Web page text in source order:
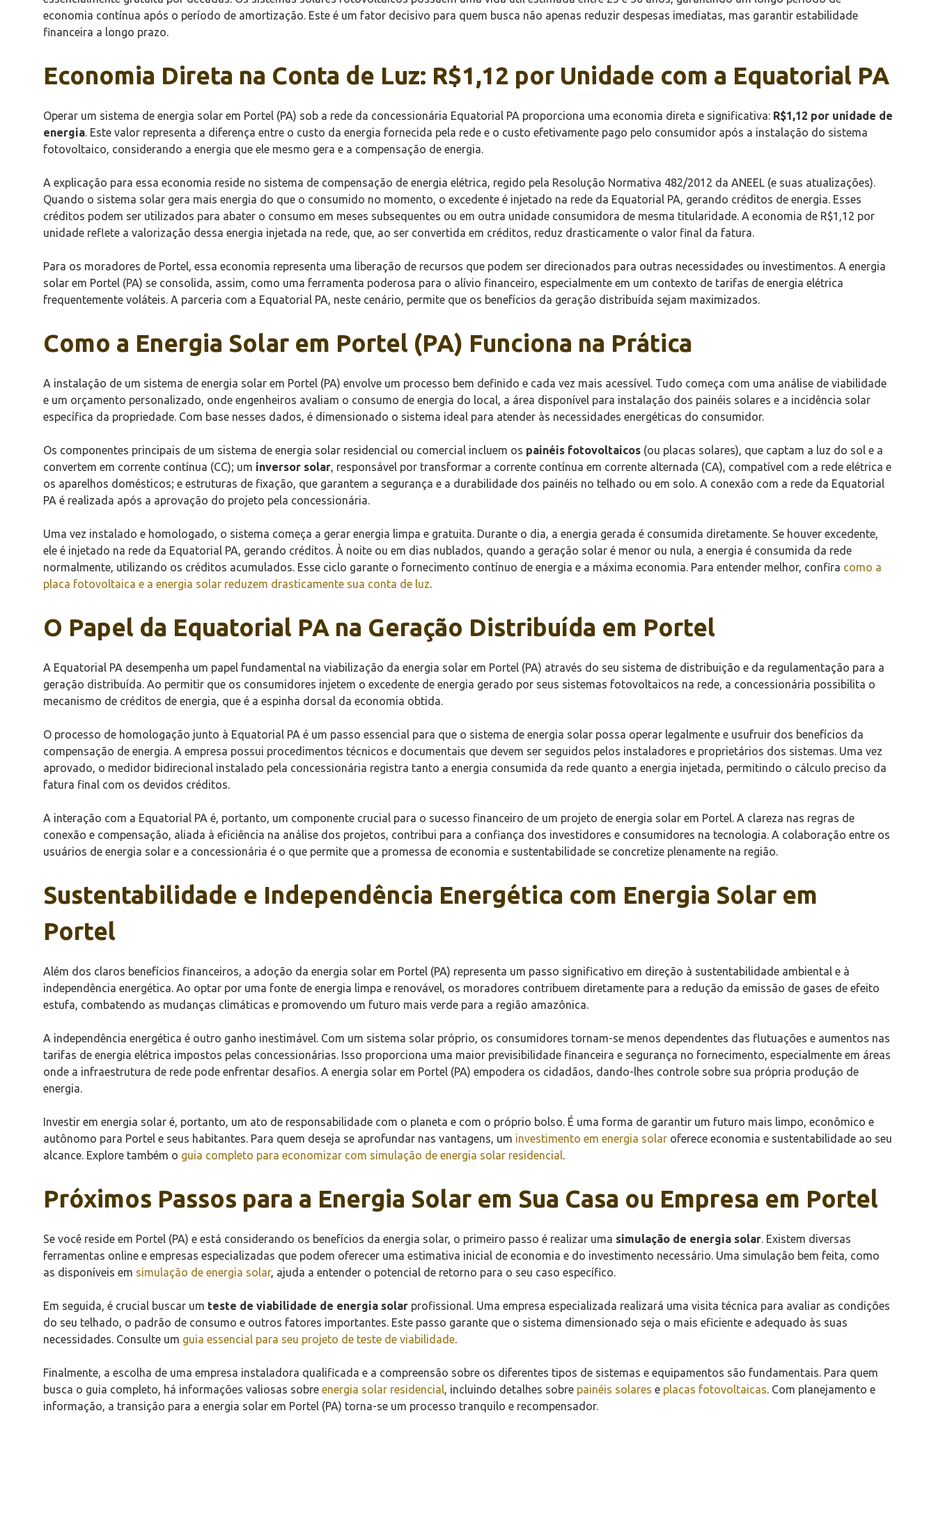
economia contínua após o período de amortização. Este é um fator decisivo para quem busca não apenas reduzir despesas imediatas, mas garantir estabilidade
financeira a longo prazo.
Economia Direta na Conta de Luz: R$1,12 por Unidade com a Equatorial PA
Operar um sistema de energia solar em Portel (PA) sob a rede da concessionária Equatorial PA proporciona uma economia direta e significativa: R$1,12 por unidade de
energia . Este valor representa a diferença entre o custo da energia fornecida pela rede e o custo efetivamente pago pelo consumidor após a instalação do sistema
fotovoltaico, considerando a energia que ele mesmo gera e a compensação de energia.
A explicação para essa economia reside no sistema de compensação de energia elétrica, regido pela Resolução Normativa 482/2012 da ANEEL (e suas atualizações).
Quando o sistema solar gera mais energia do que o consumido no momento, o excedente é injetado na rede da Equatorial PA, gerando créditos de energia. Esses
créditos podem ser utilizados para abater o consumo em meses subsequentes ou em outra unidade consumidora de mesma titularidade. A economia de R$1,12 por
unidade reflete a valorização dessa energia injetada na rede, que, ao ser convertida em créditos, reduz drasticamente o valor final da fatura.
Para os moradores de Portel, essa economia representa uma liberação de recursos que podem ser direcionados para outras necessidades ou investimentos. A energia
solar em Portel (PA) se consolida, assim, como uma ferramenta poderosa para o alívio financeiro, especialmente em um contexto de tarifas de energia elétrica
frequentemente voláteis. A parceria com a Equatorial PA, neste cenário, permite que os benefícios da geração distribuída sejam maximizados.
Como a Energia Solar em Portel (PA) Funciona na Prática
A instalação de um sistema de energia solar em Portel (PA) envolve um processo bem definido e cada vez mais acessível. Tudo começa com uma análise de viabilidade
e um orçamento personalizado, onde engenheiros avaliam o consumo de energia do local, a área disponível para instalação dos painéis solares e a incidência solar
específica da propriedade. Com base nesses dados, é dimensionado o sistema ideal para atender às necessidades energéticas do consumidor.
Os componentes principais de um sistema de energia solar residencial ou comercial incluem os painéis fotovoltaicos (ou placas solares), que captam a luz do sol e a
convertem em corrente contínua (CC); um inversor solar , responsável por transformar a corrente contínua em corrente alternada (CA), compatível com a rede elétrica e
os aparelhos domésticos; e estruturas de fixação, que garantem a segurança e a durabilidade dos painéis no telhado ou em solo. A conexão com a rede da Equatorial
PA é realizada após a aprovação do projeto pela concessionária.
Uma vez instalado e homologado, o sistema começa a gerar energia limpa e gratuita. Durante o dia, a energia gerada é consumida diretamente. Se houver excedente,
ele é injetado na rede da Equatorial PA, gerando créditos. À noite ou em dias nublados, quando a geração solar é menor ou nula, a energia é consumida da rede
normalmente, utilizando os créditos acumulados. Esse ciclo garante o fornecimento contínuo de energia e a máxima economia. Para entender melhor, confira como a
placa fotovoltaica e a energia solar reduzem drasticamente sua conta de luz
O Papel da Equatorial PA na Geração Distribuída em Portel
A Equatorial PA desempenha um papel fundamental na viabilização da energia solar em Portel (PA) através do seu sistema de distribuição e da regulamentação para a
geração distribuída. Ao permitir que os consumidores injetem o excedente de energia gerado por seus sistemas fotovoltaicos na rede, a concessionária possibilita o
mecanismo de créditos de energia, que é a espinha dorsal da economia obtida.
O processo de homologação junto à Equatorial PA é um passo essencial para que o sistema de energia solar possa operar legalmente e usufruir dos benefícios da
compensação de energia. A empresa possui procedimentos técnicos e documentais que devem ser seguidos pelos instaladores e proprietários dos sistemas. Uma vez
aprovado, o medidor bidirecional instalado pela concessionária registra tanto a energia consumida da rede quanto a energia injetada, permitindo o cálculo preciso da
fatura final com os devidos créditos.
A interação com a Equatorial PA é, portanto, um componente crucial para o sucesso financeiro de um projeto de energia solar em Portel. A clareza nas regras de
conexão e compensação, aliada à eficiência na análise dos projetos, contribui para a confiança dos investidores e consumidores na tecnologia. A colaboração entre os
usuários de energia solar e a concessionária é o que permite que a promessa de economia e sustentabilidade se concretize plenamente na região.
Sustentabilidade e Independência Energética com Energia Solar em
Portel
Além dos claros benefícios financeiros, a adoção da energia solar em Portel (PA) representa um passo significativo em direção à sustentabilidade ambiental e à
independência energética. Ao optar por uma fonte de energia limpa e renovável, os moradores contribuem diretamente para a redução da emissão de gases de efeito
estufa, combatendo as mudanças climáticas e promovendo um futuro mais verde para a região amazônica.
A independência energética é outro ganho inestimável. Com um sistema solar próprio, os consumidores tornam-se menos dependentes das flutuações e aumentos nas
tarifas de energia elétrica impostos pelas concessionárias. Isso proporciona uma maior previsibilidade financeira e segurança no fornecimento, especialmente em áreas
onde a infraestrutura de rede pode enfrentar desafios. A energia solar em Portel (PA) empodera os cidadãos, dando-lhes controle sobre sua própria produção de
energia.
Investir em energia solar é, portanto, um ato de responsabilidade com o planeta e com o próprio bolso. É uma forma de garantir um futuro mais limpo, econômico e
autônomo para Portel e seus habitantes. Para quem deseja se aprofundar nas vantagens, um investimento em energia solar oferece economia e sustentabilidade ao seu
alcance. Explore também o guia completo para economizar com simulação de energia solar residencial
Próximos Passos para a Energia Solar em Sua Casa ou Empresa em Portel
Se você reside em Portel (PA) e está considerando os benefícios da energia solar, o primeiro passo é realizar uma simulação de energia solar . Existem diversas
ferramentas online e empresas especializadas que podem oferecer uma estimativa inicial de economia e do investimento necessário. Uma simulação bem feita, como
as disponíveis em simulação de energia solar, ajuda a entender o potencial de retorno para o seu caso específico.
Em seguida, é crucial buscar um teste de viabilidade de energia solar profissional. Uma empresa especializada realizará uma visita técnica para avaliar as condições
do seu telhado, o padrão de consumo e outros fatores importantes. Este passo garante que o sistema dimensionado seja o mais eficiente e adequado às suas
necessidades. Consulte um guia essencial para seu projeto de teste de viabilidade
Finalmente, a escolha de uma empresa instaladora qualificada e a compreensão sobre os diferentes tipos de sistemas e equipamentos são fundamentais. Para quem
busca o guia completo, há informações valiosas sobre energia solar residencial , incluindo detalhes sobre painéis solares e placas fotovoltaicas . Com planejamento e
informação, a transição para a energia solar em Portel (PA) torna-se um processo tranquilo e recompensador.